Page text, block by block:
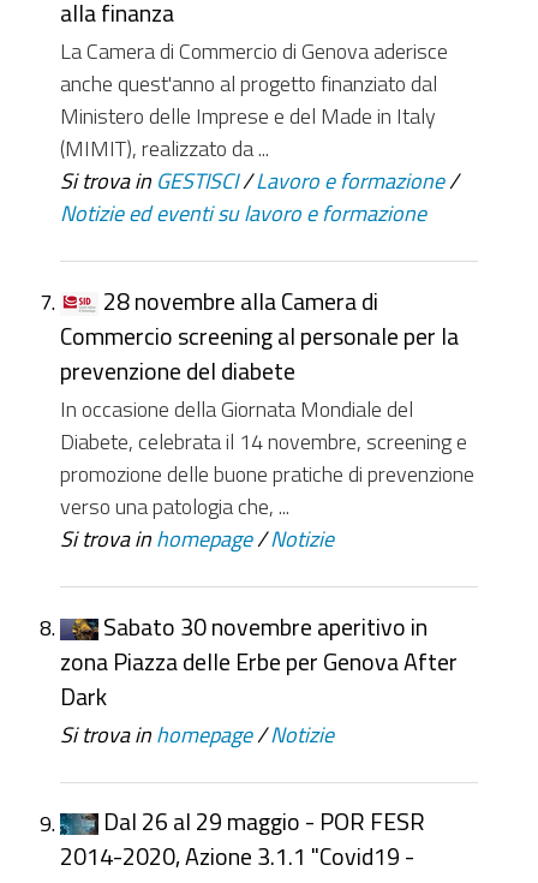
alla finanza
La Camera di Commercio di Genova aderisce
anche quest'anno al progetto finanziato dal
Ministero delle Imprese e del Made in Italy
(MIMIT), realizzato da ...
Si trova in GESTISCI /Lavoro e formazione /
Notizie ed eventi su lavoro e formazione
28 novembre alla Camera di
Commercio screening al personale per la
prevenzione del diabete
In occasione della Giornata Mondiale del
Diabete, celebrata il 14 novembre, screening e
promozione delle buone pratiche di prevenzione
verso una patologia che, ...
Si trova in homepage /Notizie
Sabato 30 novembre aperitivo in
zona Piazza delle Erbe per Genova After
Dark
Si trova in homepage /Notizie
Dal 26 al 29 maggio - POR FESR
2014-2020, Azione 3.1.1 "Covid19 -